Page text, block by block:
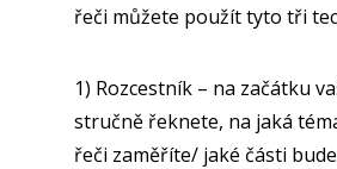
řeči můžete použít tyto tři
1) Rozcestník – na začátku
stručně řeknete, na jaká
řeči zaměříte/ jaké části